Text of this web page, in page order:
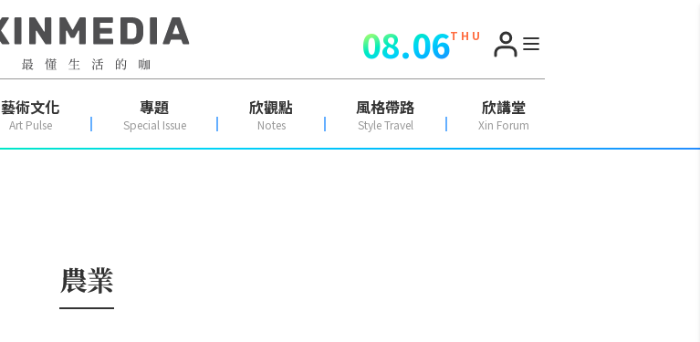
08.06T H U
藝術文化
Art Pulse
專題
Special Issue
欣觀點
Notes
風格帶路
Style Travel
欣講堂
Xin Forum
農業